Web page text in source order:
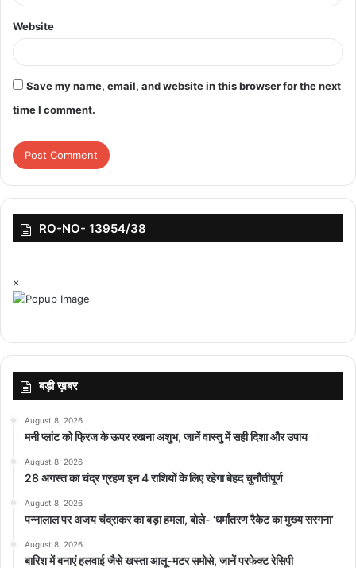
उसे जाने दिया। CISF के अधिकारियों ने कहा कि कठोर सतह वाली किसी भी
सामग्री को विमान में ले जाने की अनुमति नहीं है और इसलिए इसे हटा दिया गया।
Website
Save my name, email, and website in this browser for the next
time I comment.
RO-NO- 13954/38
×
बड़ी ख़बर
August 8, 2026
मनी प्लांट को फ्रिज के ऊपर रखना अशुभ, जानें वास्तु में सही दिशा और उपाय
August 8, 2026
28 अगस्त का चंद्र ग्रहण इन 4 राशियों के लिए रहेगा बेहद चुनौतीपूर्ण
August 8, 2026
पन्नालाल पर अजय चंद्राकर का बड़ा हमला, बोले- ‘धर्मांतरण रैकेट का मुख्य सरगना’
August 8, 2026
बारिश में बनाएं हलवाई जैसे खस्ता आलू-मटर समोसे, जानें परफेक्ट रेसिपी